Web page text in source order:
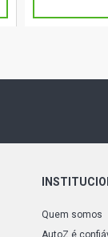
Quem somos
AutoZ é